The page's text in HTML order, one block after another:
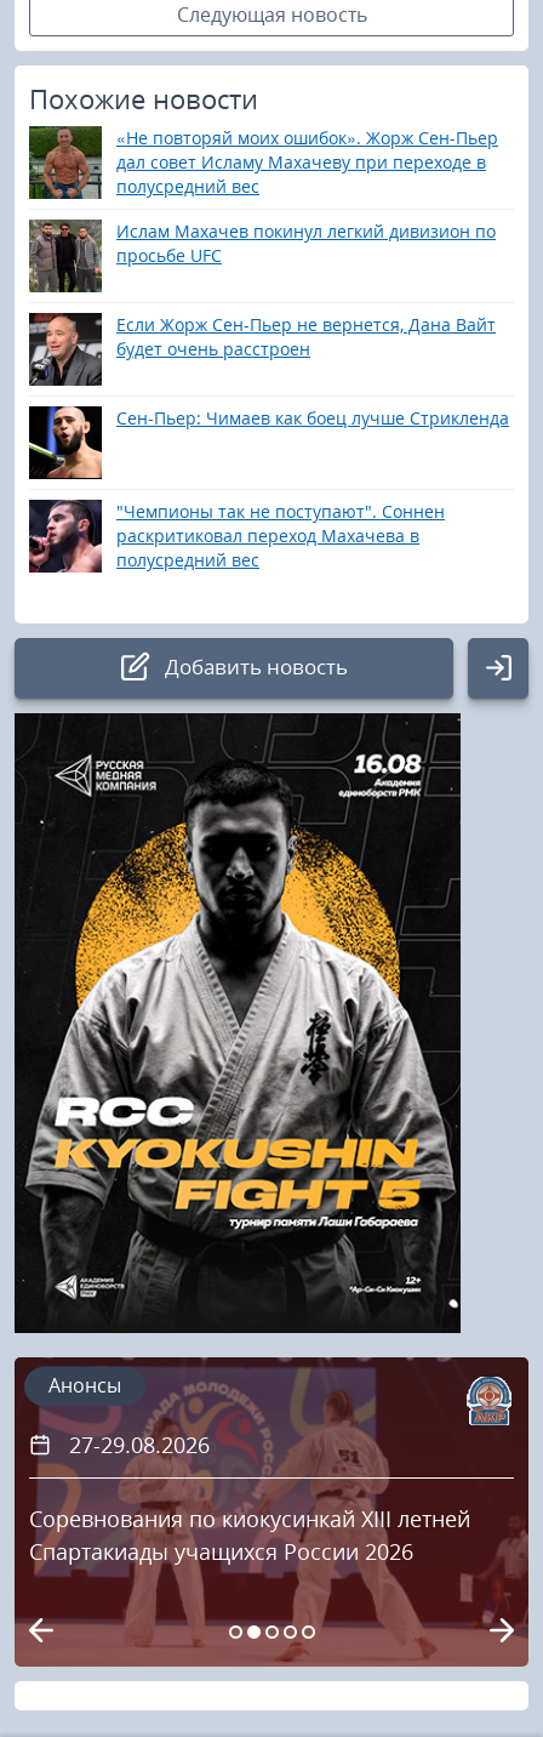
Следующая новость
Похожие новости
«Не повторяй моих ошибок». Жорж Сен-Пьер
дал совет Исламу Махачеву при переходе в
полусредний вес
Ислам Махачев покинул легкий дивизион по
просьбе UFC
Если Жорж Сен-Пьер не вернется, Дана Вайт
будет очень расстроен
Сен-Пьер: Чимаев как боец лучше Стрикленда
"Чемпионы так не поступают". Соннен
раскритиковал переход Махачева в
полусредний вес
Добавить новость
Авторизация
Логин:
Пароль
Войти
Напомнить пароль
Регистрация
27-29.08.2026
Соревнования по киокусинкай XIII летней
Спартакиады учащихся России 2026
Анонсы